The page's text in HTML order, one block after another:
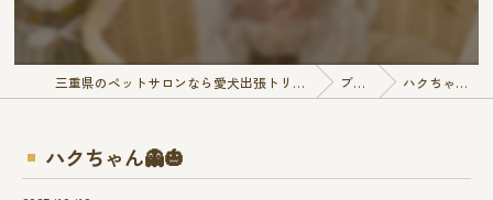
三重県のペットサロンなら愛犬出張トリミング E-QunQun ブログ ハクちゃん👻🎃
ハクちゃん👻🎃